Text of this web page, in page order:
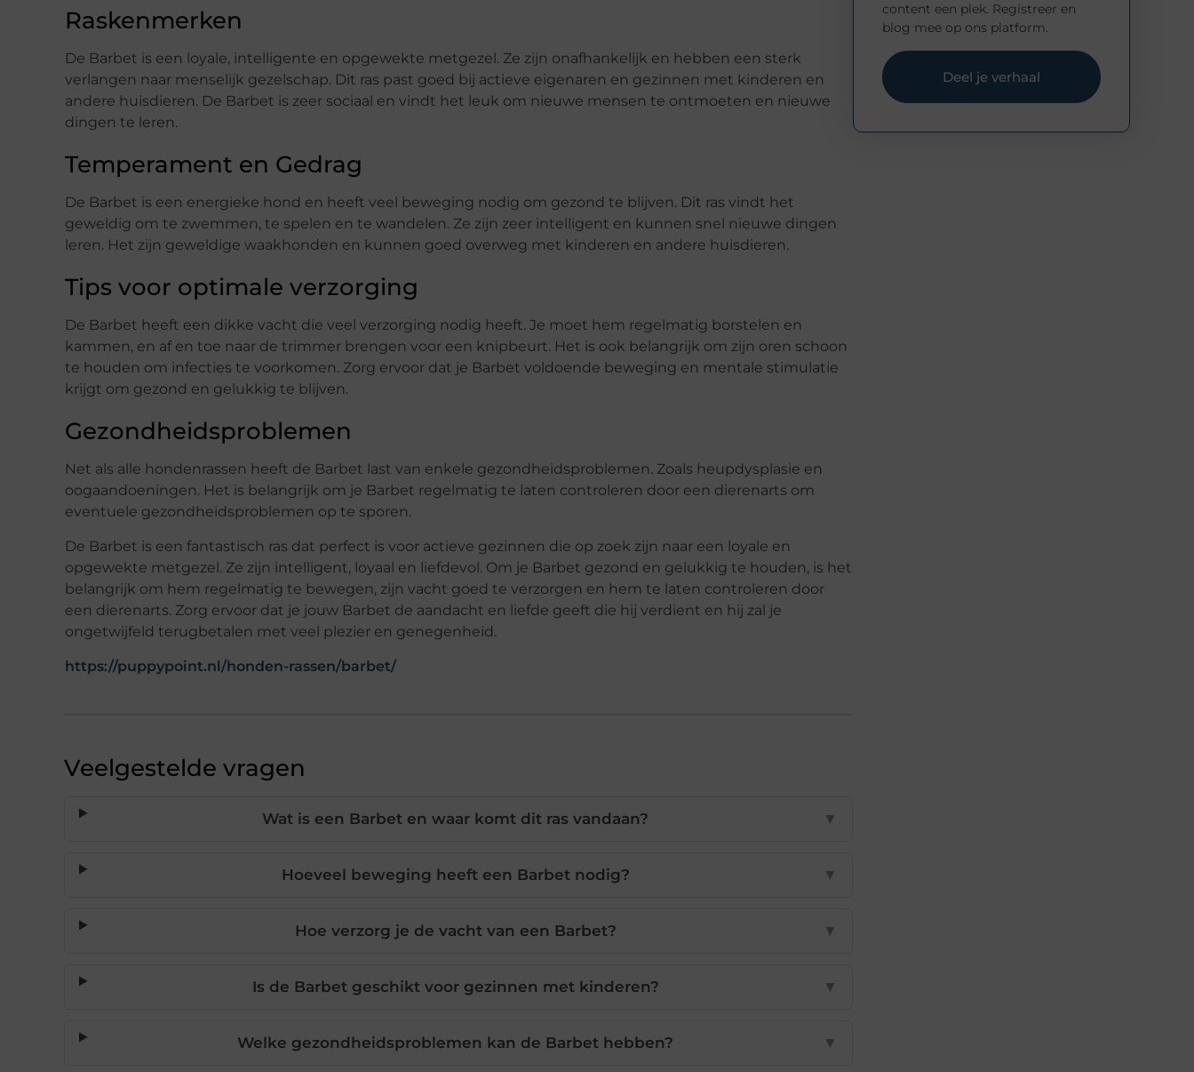
Raskenmerken
De Barbet is een loyale, intelligente en opgewekte metgezel. Ze zijn onafhankelijk en hebben een sterk
verlangen naar menselijk gezelschap. Dit ras past goed bij actieve eigenaren en gezinnen met kinderen en
andere huisdieren. De Barbet is zeer sociaal en vindt het leuk om nieuwe mensen te ontmoeten en nieuwe
dingen te leren.
Temperament en Gedrag
De Barbet is een energieke hond en heeft veel beweging nodig om gezond te blijven. Dit ras vindt het
geweldig om te zwemmen, te spelen en te wandelen. Ze zijn zeer intelligent en kunnen snel nieuwe dingen
leren. Het zijn geweldige waakhonden en kunnen goed overweg met kinderen en andere huisdieren.
Tips voor optimale verzorging
De Barbet heeft een dikke vacht die veel verzorging nodig heeft. Je moet hem regelmatig borstelen en
kammen, en af ​​en toe naar de trimmer brengen voor een knipbeurt. Het is ook belangrijk om zijn oren schoon
te houden om infecties te voorkomen. Zorg ervoor dat je Barbet voldoende beweging en mentale stimulatie
krijgt om gezond en gelukkig te blijven.
Gezondheidsproblemen
Net als alle hondenrassen heeft de Barbet last van enkele gezondheidsproblemen. Zoals heupdysplasie en
oogaandoeningen. Het is belangrijk om je Barbet regelmatig te laten controleren door een dierenarts om
eventuele gezondheidsproblemen op te sporen.
De Barbet is een fantastisch ras dat perfect is voor actieve gezinnen die op zoek zijn naar een loyale en
opgewekte metgezel. Ze zijn intelligent, loyaal en liefdevol. Om je Barbet gezond en gelukkig te houden, is het
belangrijk om hem regelmatig te bewegen, zijn vacht goed te verzorgen en hem te laten controleren door
een dierenarts. Zorg ervoor dat je jouw Barbet de aandacht en liefde geeft die hij verdient en hij zal je
ongetwijfeld terugbetalen met veel plezier en genegenheid.
https://puppypoint.nl/honden-rassen/barbet/
Veelgestelde vragen
Wat is een Barbet en waar komt dit ras vandaan? ▼
Hoeveel beweging heeft een Barbet nodig? ▼
Hoe verzorg je de vacht van een Barbet? ▼
Is de Barbet geschikt voor gezinnen met kinderen? ▼
Welke gezondheidsproblemen kan de Barbet hebben? ▼
content een plek. Registreer en
blog mee op ons platform.
Deel je verhaal